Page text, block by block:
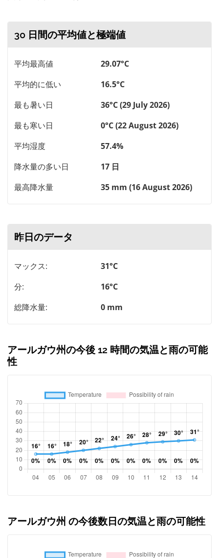
30 日間の平均値と極端値
平均最高値
29.07°C
平均的に低い
16.5°C
最も暑い日
36°C (29 July 2026)
最も寒い日
0°C (22 August 2026)
平均湿度
57.4%
降水量の多い日
17 日
最高降水量
35 mm (16 August 2026)
昨日のデータ
マックス:
31°C
分:
16°C
総降水量:
0 mm
アールガウ州の今後 12 時間の気温と雨の可能
性
アールガウ州 の今後数日の気温と雨の可能性